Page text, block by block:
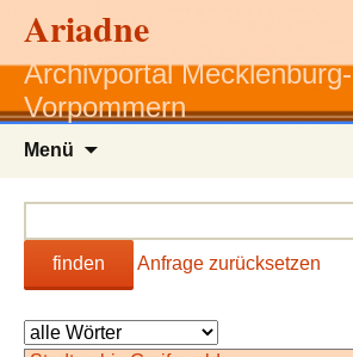
Ariadne
Archivportal Mecklenburg-
Vorpommern
Menü
finden Anfrage zurücksetzen